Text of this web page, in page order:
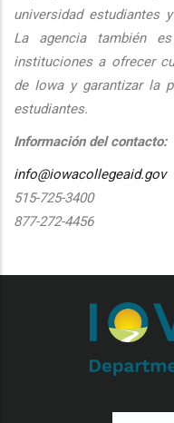
universidad estudiantes
La agencia también
instituciones a ofrecer
de Iowa y garantizar la
estudiantes.
Información del contacto:
info@iowacollegeaid.gov
515-725-3400
877-272-4456